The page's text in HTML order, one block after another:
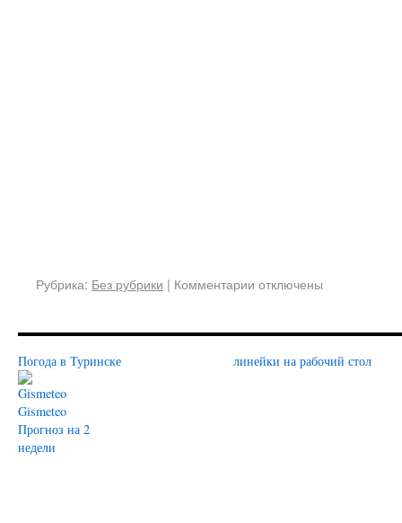
Рубрика: Без рубрики | Комментарии отключены
Погода в Туринске
Gismeteo
Прогноз на 2
недели
линейки на рабочий стол